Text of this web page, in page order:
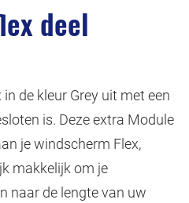
deel
de kleur Grey uit met een
is. Deze extra Module
je windscherm Flex,
makkelijk om je
naar de lengte van uw